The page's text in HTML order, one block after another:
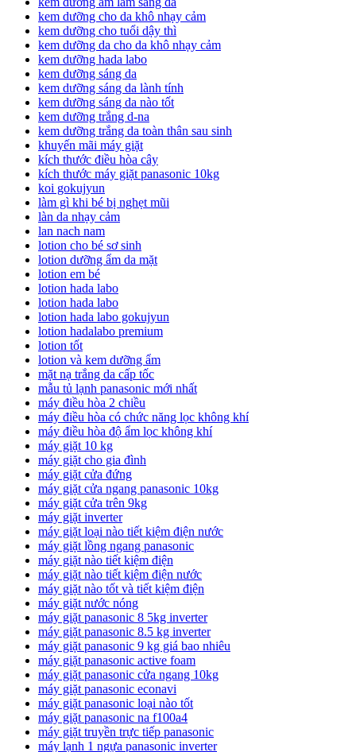
kem dưỡng cho da khô nhạy cảm
kem dưỡng cho tuổi dậy thì
kem dưỡng da cho da khô nhạy cảm
kem dưỡng hada labo
kem dưỡng sáng da
kem dưỡng sáng da lành tính
kem dưỡng sáng da nào tốt
kem dưỡng trắng d-na
kem dưỡng trắng da toàn thân sau sinh
khuyến mãi máy giặt
kích thước điều hòa cây
kích thước máy giặt panasonic 10kg
koi gokujyun
làm gì khi bé bị nghẹt mũi
làn da nhạy cảm
lan nach nam
lotion cho bé sơ sinh
lotion dưỡng ẩm da mặt
lotion em bé
lotion hada labo
lotion hada labo
lotion hada labo gokujyun
lotion hadalabo premium
lotion tốt
lotion và kem dưỡng ẩm
mặt nạ trắng da cấp tốc
mẫu tủ lạnh panasonic mới nhất
máy điều hòa 2 chiều
máy điều hòa có chức năng lọc không khí
máy điều hòa độ ẩm lọc không khí
máy giặt 10 kg
máy giặt cho gia đình
máy giặt cửa đứng
máy giặt cửa ngang panasonic 10kg
máy giặt cửa trên 9kg
máy giặt inverter
máy giặt loại nào tiết kiệm điện nước
máy giặt lồng ngang panasonic
máy giặt nào tiết kiệm điện
máy giặt nào tiết kiệm điện nước
máy giặt nào tốt và tiết kiệm điện
máy giặt nước nóng
máy giặt panasonic 8 5kg inverter
máy giặt panasonic 8.5 kg inverter
máy giặt panasonic 9 kg giá bao nhiêu
máy giặt panasonic active foam
máy giặt panasonic cửa ngang 10kg
máy giặt panasonic econavi
máy giặt panasonic loại nào tốt
máy giặt panasonic na f100a4
máy giặt truyền trực tiếp panasonic
máy lạnh 1 ngựa panasonic inverter